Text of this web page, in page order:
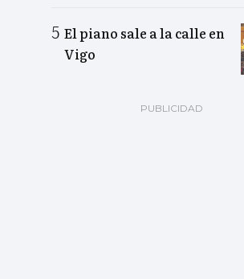
El piano sale a la calle en
Vigo